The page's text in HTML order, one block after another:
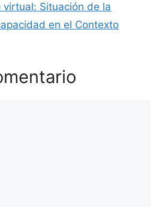
virtual: Situación de la
en el Contexto